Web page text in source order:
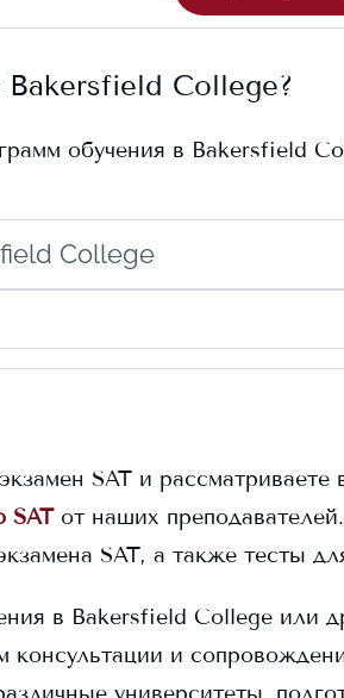
Bakersfield College?
обучения в Bakersfield
College
SAT и
SAT от наших
SAT, а также тесты
в Bakersfield College или
консультации и